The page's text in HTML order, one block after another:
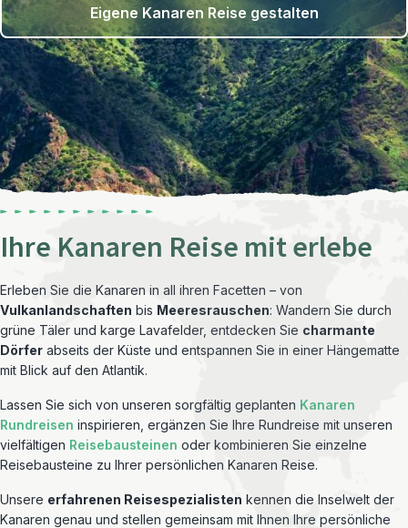
Eigene Kanaren Reise gestalten
Ihre Kanaren Reise mit erlebe
Erleben Sie die Kanaren in all ihren Facetten – von
Vulkanlandschaften bis Meeresrauschen: Wandern Sie durch
grüne Täler und karge Lavafelder, entdecken Sie charmante
Dörfer abseits der Küste und entspannen Sie in einer Hängematte
mit Blick auf den Atlantik.
Lassen Sie sich von unseren sorgfältig geplanten Kanaren
Rundreisen inspirieren, ergänzen Sie Ihre Rundreise mit unseren
vielfältigen Reisebausteinen oder kombinieren Sie einzelne
Reisebausteine zu Ihrer persönlichen Kanaren Reise.
Unsere erfahrenen Reisespezialisten kennen die Inselwelt der
Kanaren genau und stellen gemeinsam mit Ihnen Ihre persönliche